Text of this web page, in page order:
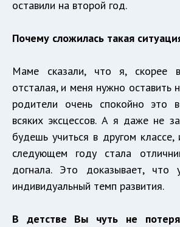
оставили на второй год.
Почему сложилась такая
Маме сказали, что я, скорее
отсталая, и меня нужно оставить
родители очень спокойно это
всяких эксцессов. А я даже не
будешь учиться в другом
следующем году стала
догнала. Это доказывает, что
индивидуальный темп развития.
В детстве Вы чуть не